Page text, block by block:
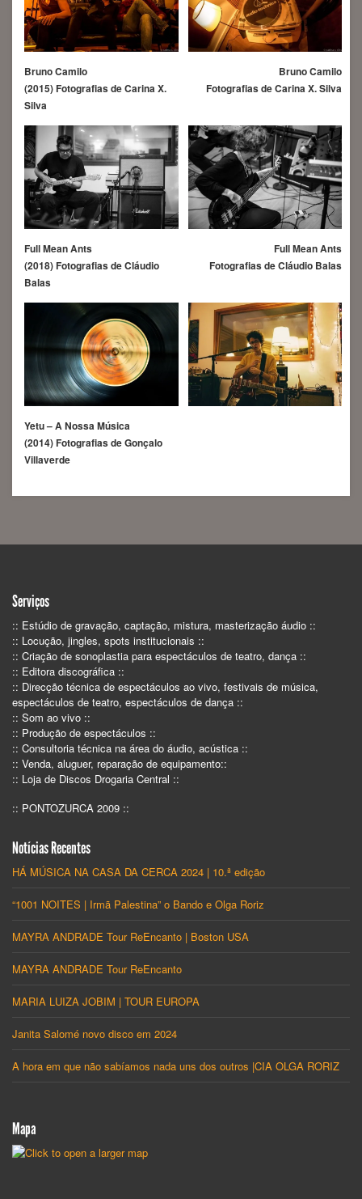
Bruno Camilo
(2015) Fotografias de Carina X.
Silva
Bruno Camilo
Fotografias de Carina X. Silva
Full Mean Ants
(2018) Fotografias de Cláudio
Balas
Full Mean Ants
Fotografias de Cláudio Balas
Yetu – A Nossa Música
(2014) Fotografias de Gonçalo
Villaverde
Serviços
:: Estúdio de gravação, captação, mistura, masterização áudio ::
:: Locução, jingles, spots institucionais ::
:: Criação de sonoplastia para espectáculos de teatro, dança ::
:: Editora discográfica ::
:: Direcção técnica de espectáculos ao vivo, festivais de música,
espectáculos de teatro, espectáculos de dança ::
:: Som ao vivo ::
:: Produção de espectáculos ::
:: Consultoria técnica na área do áudio, acústica ::
:: Venda, aluguer, reparação de equipamento::
:: Loja de Discos Drogaria Central ::
:: PONTOZURCA 2009 ::
Notícias Recentes
HÁ MÚSICA NA CASA DA CERCA 2024 | 10.ª edição
“1001 NOITES | Irmã Palestina” o Bando e Olga Roriz
MAYRA ANDRADE Tour ReEncanto | Boston USA
MAYRA ANDRADE Tour ReEncanto
MARIA LUIZA JOBIM | TOUR EUROPA
Janita Salomé novo disco em 2024
A hora em que não sabíamos nada uns dos outros |CIA OLGA RORIZ
Mapa